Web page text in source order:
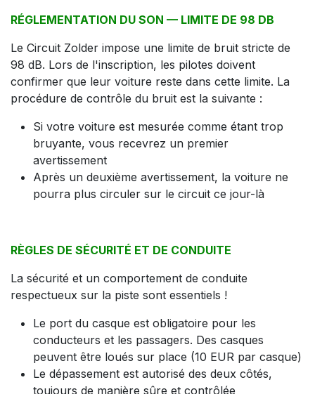
RÉGLEMENTATION DU SON — LIMITE DE 98 DB
Le Circuit Zolder impose une limite de bruit stricte de
98 dB. Lors de l'inscription, les pilotes doivent
confirmer que leur voiture reste dans cette limite. La
procédure de contrôle du bruit est la suivante :
Si votre voiture est mesurée comme étant trop
bruyante, vous recevrez un premier
avertissement
Après un deuxième avertissement, la voiture ne
pourra plus circuler sur le circuit ce jour-là
RÈGLES DE SÉCURITÉ ET DE CONDUITE
La sécurité et un comportement de conduite
respectueux sur la piste sont essentiels !
Le port du casque est obligatoire pour les
conducteurs et les passagers. Des casques
peuvent être loués sur place (10 EUR par casque)
Le dépassement est autorisé des deux côtés,
toujours de manière sûre et contrôlée